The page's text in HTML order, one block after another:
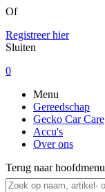
Of
Registreer hier
Sluiten
0
Menu
Gereedschap
Gecko Car Care
Accu's
Over ons
Terug naar hoofdmenu